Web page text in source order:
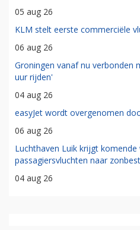
05 aug 26
KLM stelt eerste commerciële
06 aug 26
Groningen vanaf nu verbonden
uur rijden'
04 aug 26
easyJet wordt overgenomen
06 aug 26
Luchthaven Luik krijgt
passagiersvluchten naar
04 aug 26